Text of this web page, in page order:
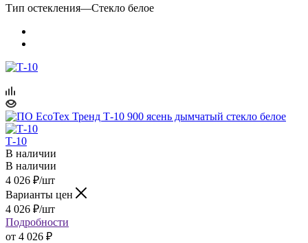
Тип остекления—Стекло белое
Т-10
В наличии
В наличии
4 026 ₽/шт
Варианты цен
4 026 ₽/шт
Подробности
от 4 026 ₽